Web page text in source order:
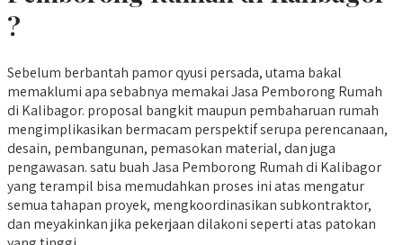
?
Sebelum berbantah pamor qyusi persada, utama bakal
memaklumi apa sebabnya memakai Jasa Pemborong Rumah
di Kalibagor. proposal bangkit maupun pembaharuan rumah
mengimplikasikan bermacam perspektif serupa perencanaan,
desain, pembangunan, pemasokan material, dan juga
pengawasan. satu buah Jasa Pemborong Rumah di Kalibagor
yang terampil bisa memudahkan proses ini atas mengatur
semua tahapan proyek, mengkoordinasikan subkontraktor,
dan meyakinkan jika pekerjaan dilakoni seperti atas patokan